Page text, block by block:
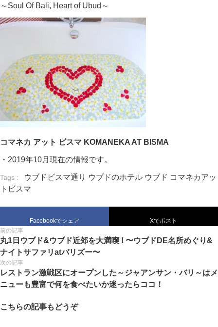
～Soul Of Bali, Heart of Ubud～
コマネカ アット ビスマ KOMANEKA AT BISMA
・2019年10月現在の情報です。
Tags : ウブドビスマ通り ウブドのホテル ウブド コマネカアッ
トビスマ
Facebookでシェア
Xでポスト
前の記事
丸1日ウブド&ウブド近郊を大満喫 ! 〜ウブドDE名所めぐり&
ナイトサファリatバリズー〜
次の記事
レストラン激戦区にオープンした～ジャアンサン・バリ～はメ
ニューも豊富で何を食べたいか迷ったらココ！
こちらの記事もどうぞ